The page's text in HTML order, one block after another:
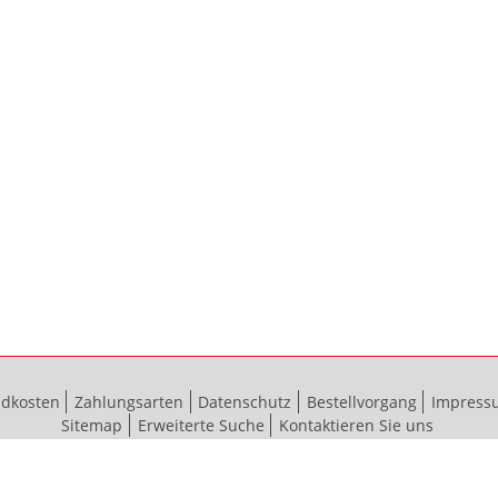
Zahlungsarten Datenschutz Bestellvorgang
Sitemap
Erweiterte Suche Kontaktieren Sie uns